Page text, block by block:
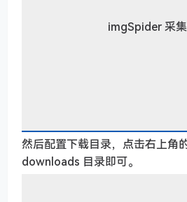
imgSpider 采
然后配置下载目录，点击右上角
downloads 目录即可。